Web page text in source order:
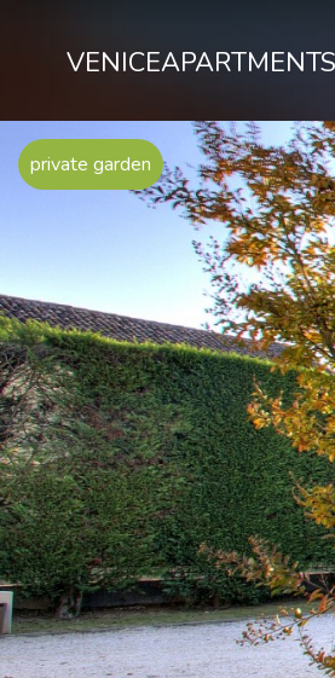
private garden